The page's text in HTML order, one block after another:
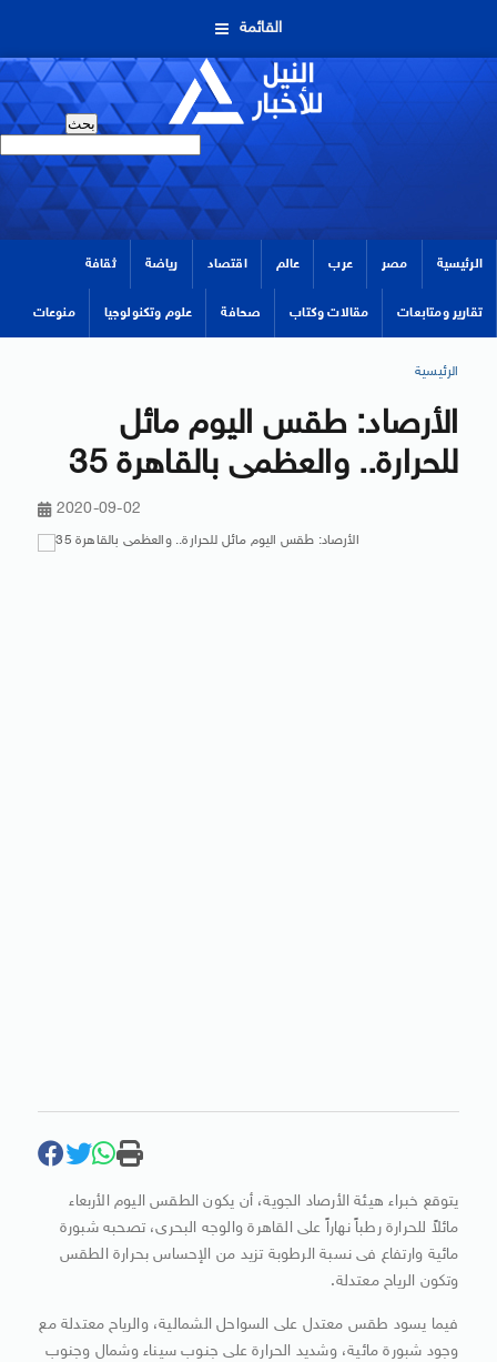
القائمة
الرئيسية مصر عرب عالم اقتصاد رياضة ثقافة
تقارير ومتابعات مقالات وكتاب صحافة علوم وتكنولوجيا منوعات
الرئيسية
الأرصاد: طقس اليوم مائل
للحرارة.. والعظمى بالقاهرة 35
2020-09-02
يتوقع خبراء هيئة الأرصاد الجوية، أن يكون الطقس اليوم الأربعاء
مائلاً للحرارة رطباً نهاراً على القاهرة والوجه البحرى، تصحبه شبورة
مائية وارتفاع فى نسبة الرطوبة تزيد من الإحساس بحرارة الطقس
وتكون الرياح معتدلة.
فيما يسود طقس معتدل على السواحل الشمالية، والرياح معتدلة مع
وجود شبورة مائية، وشديد الحرارة على جنوب سيناء وشمال وجنوب